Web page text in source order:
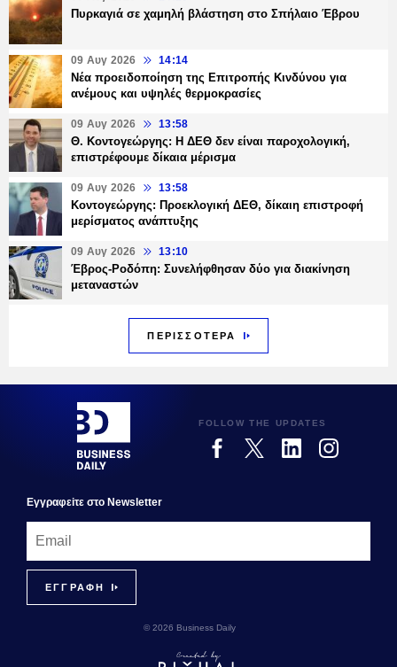
Πυρκαγιά σε χαμηλή βλάστηση στο Σπήλαιο Έβρου
09 Αυγ 2026 14:14
Νέα προειδοποίηση της Επιτροπής Κινδύνου για
ανέμους και υψηλές θερμοκρασίες
09 Αυγ 2026 13:58
Θ. Κοντογεώργης: Η ΔΕΘ δεν είναι παροχολογική,
επιστρέφουμε δίκαια μέρισμα
09 Αυγ 2026 13:58
Κοντογεώργης: Προεκλογική ΔΕΘ, δίκαιη επιστροφή
μερίσματος ανάπτυξης
09 Αυγ 2026 13:10
Έβρος-Ροδόπη: Συνελήφθησαν δύο για διακίνηση
μεταναστών
ΠΕΡΙΣΣΟΤΕΡΑ
FOLLOW THE UPDATES
Εγγραφεiτε στο Newsletter
© 2026 Business Daily